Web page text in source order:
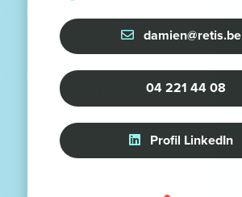
damien@retis.be
04 221 44 08
Profil LinkedIn